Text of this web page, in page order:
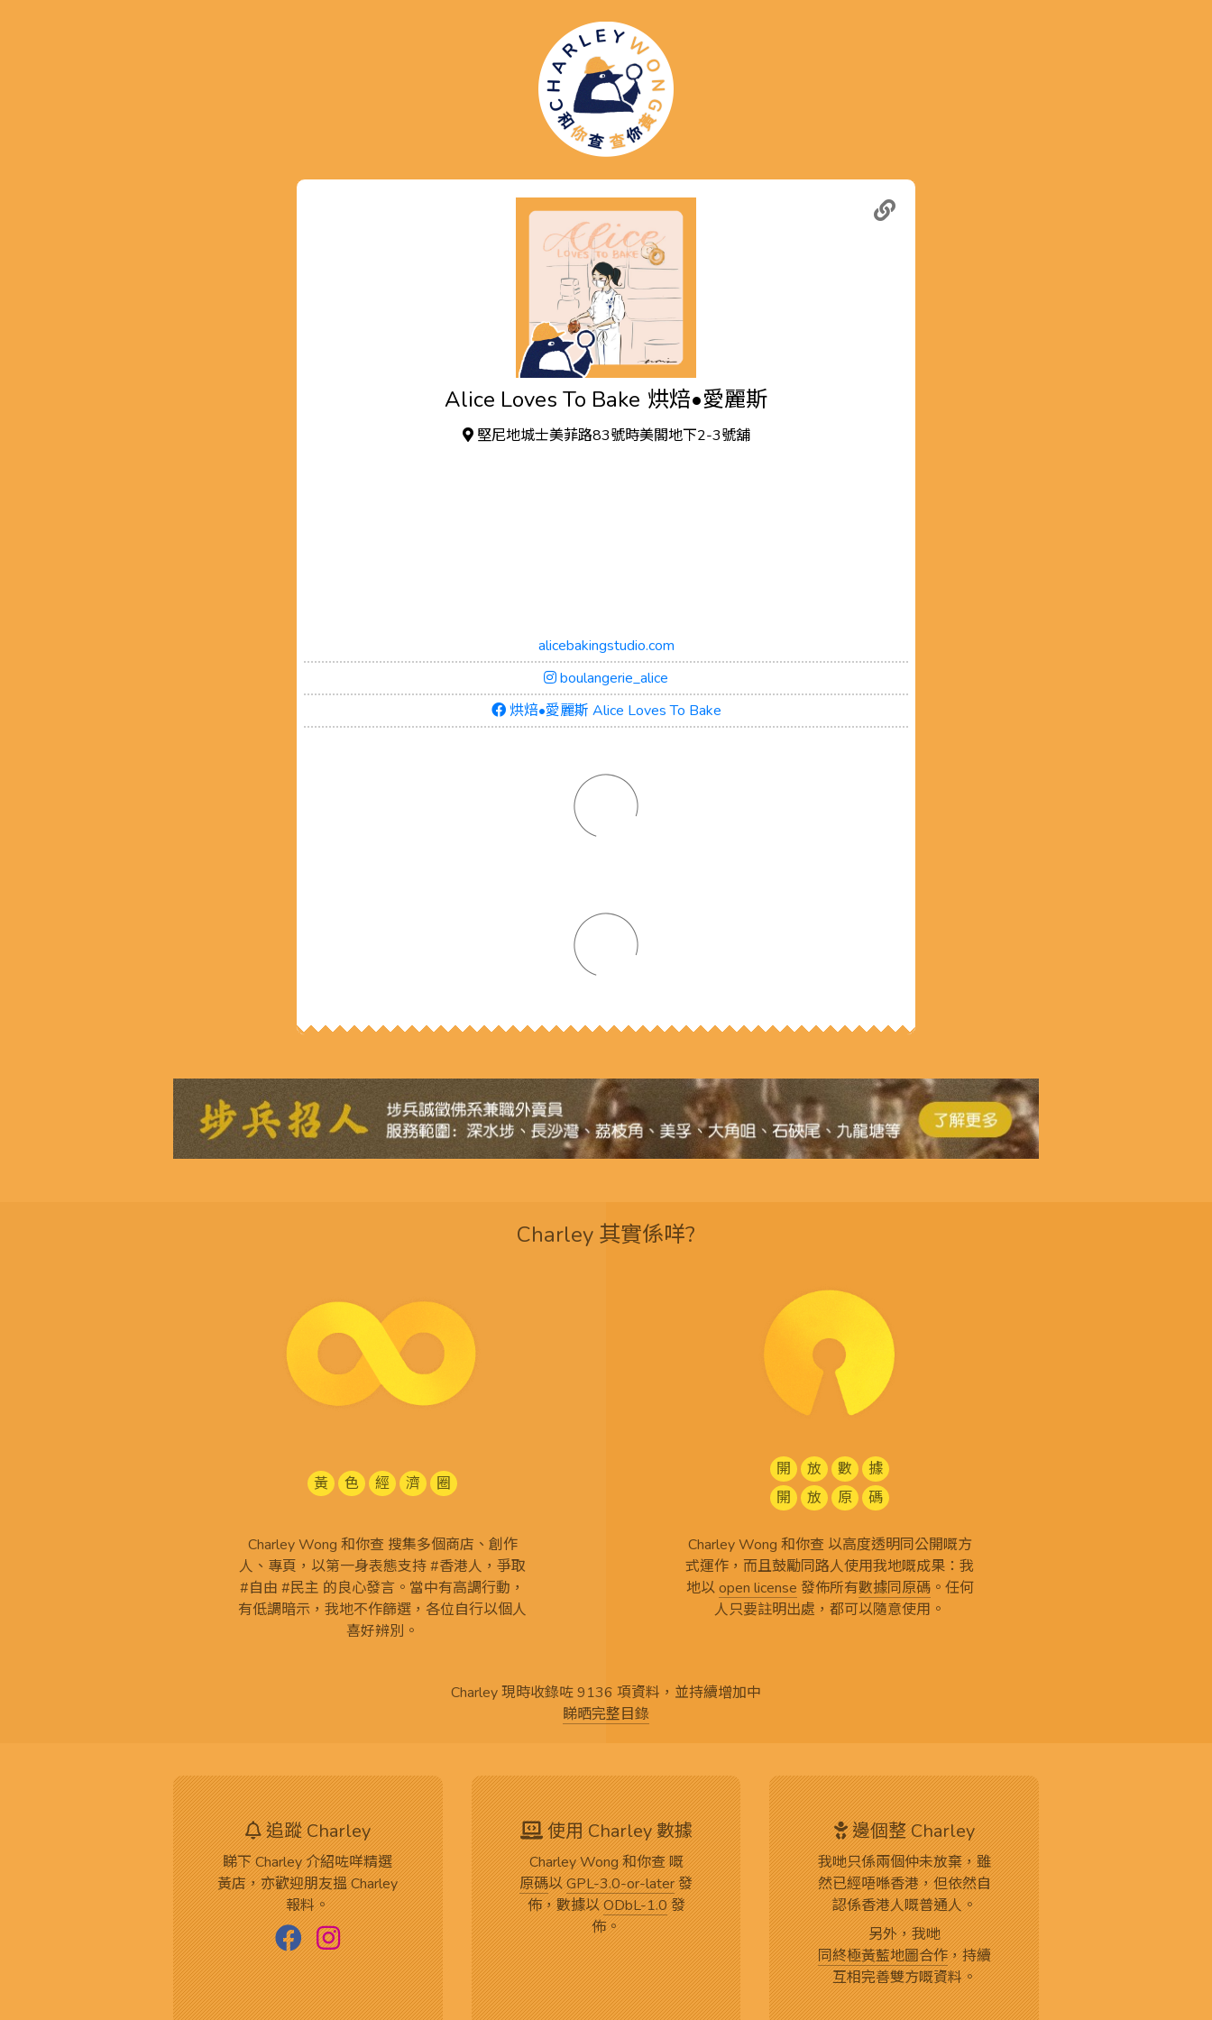
Alice Loves To Bake 烘焙•愛麗斯
堅尼地城士美菲路83號時美閣地下2-3號舖
alicebakingstudio.com
boulangerie_alice
烘焙•愛麗斯 Alice Loves To Bake
Charley 其實係咩?
黃 色 經 濟 圈
Charley Wong 和你查 搜集多個商店、創作
人、專頁，以第一身表態支持 #香港人，爭取
#自由 #民主 的良心發言。當中有高調行動，
有低調暗示，我地不作篩選，各位自行以個人
喜好辨別。
開 放 數
據
開
放 原 碼
Charley Wong 和你查 以高度透明同公開嘅方
式運作，而且鼓勵同路人使用我地嘅成果：我
地以open license 發佈所有數據同原碼。任何
人只要註明出處，都可以隨意使用。
Charley 現時收錄咗 9136 項資料，並持續增加中
睇晒完整目錄
追蹤 Charley
睇下 Charley 介紹咗咩精選
黃店，亦歡迎朋友搵 Charley
報料。
使用 Charley 數據
Charley Wong 和你查 嘅
原碼以GPL-3.0-or-later發
佈，數據以ODbL-1.0發
佈。
邊個整 Charley
我哋只係兩個仲未放棄，雖
然已經唔喺香港，但依然自
認係香港人嘅普通人。
另外，我哋
同終極黃藍地圖合作，持續
互相完善雙方嘅資料。